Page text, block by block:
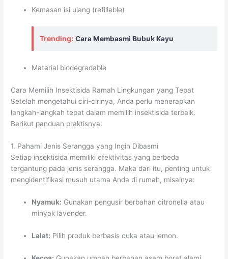
Kemasan isi ulang (refillable)
Trending: Cara Membasmi Bubuk Kayu
Material biodegradable
Cara Memilih Insektisida Ramah Lingkungan yang Tepat
Setelah mengetahui ciri-cirinya, Anda perlu menerapkan
langkah-langkah tepat dalam memilih insektisida terbaik.
Berikut panduan praktisnya:
1. Pahami Jenis Serangga yang Ingin Dibasmi
Setiap insektisida memiliki efektivitas yang berbeda
tergantung pada jenis serangga. Maka dari itu, penting untuk
mengidentifikasi musuh utama Anda di rumah, misalnya:
Nyamuk: Gunakan pengusir berbahan citronella atau
minyak lavender.
Lalat: Pilih produk berbasis cuka atau lemon.